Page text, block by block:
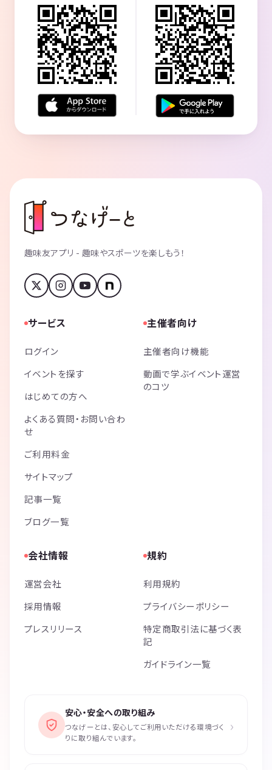
趣味友アプリ - 趣味やスポーツを楽しもう！
サービス
ログイン
イベントを探す
はじめての方へ
よくある質問・お問い合わ
せ
ご利用料金
サイトマップ
記事一覧
ブログ一覧
主催者向け
主催者向け機能
動画で学ぶイベント運営
のコツ
会社情報
運営会社
採用情報
プレスリリース
規約
利用規約
プライバシーポリシー
特定商取引法に基づく表
記
ガイドライン一覧
安心・安全への取り組み
つなげーとは、安心してご利用いただける環境づく
りに取り組んでいます。
›